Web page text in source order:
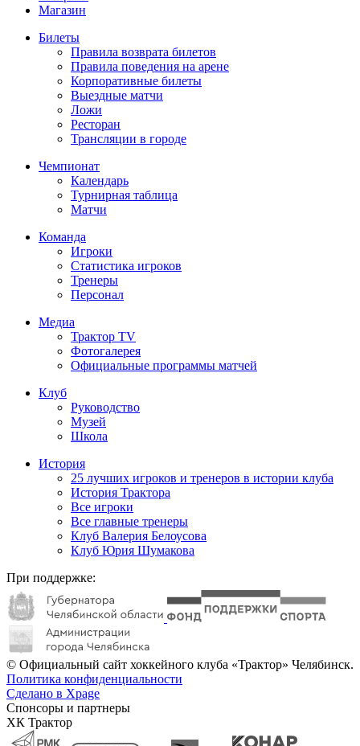
Магазин
Билеты
Правила возврата билетов
Правила поведения на арене
Корпоративные билеты
Выездные матчи
Ложи
Ресторан
Трансляции в городе
Чемпионат
Календарь
Турнирная таблица
Матчи
Команда
Игроки
Статистика игроков
Тренеры
Персонал
Медиа
Трактор TV
Фотогалерея
Официальные программы матчей
Клуб
Руководство
Музей
Школа
История
25 лучших игроков и тренеров в истории клуба
История Трактора
Все игроки
Все главные тренеры
Клуб Валерия Белоусова
Клуб Юрия Шумакова
При поддержке:
© Официальный сайт хоккейного клуба «Трактор» Челябинск.
Политика конфиденциальности
Сделано в Xpage
Спонсоры и партнеры
ХК Трактор